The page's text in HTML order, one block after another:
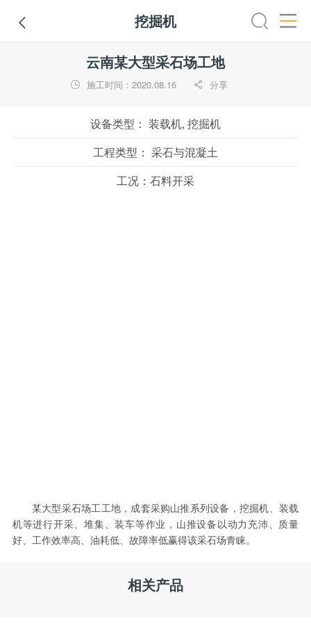
 挖掘机
装载机 挖掘机 铣刨机 摊铺机
云南某大型采石场工地
 施工时间：2020.08.16  分享
设备类型： 装载机, 挖掘机
工程类型： 采石与混凝土
工况： 石料开采
某大型采石场工工地，成套采购山推系列设备，挖掘机、装载
机等进行开采、堆集、装车等作业，山推设备以动力充沛、质量
好、工作效率高、油耗低、故障率低赢得该采石场青睐。
相关产品